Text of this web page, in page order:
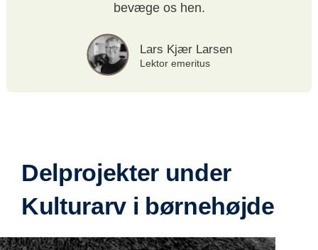
bevæge os hen.
Lars Kjær Larsen
Lektor emeritus
Delprojekter under
Kulturarv i børnehøjde